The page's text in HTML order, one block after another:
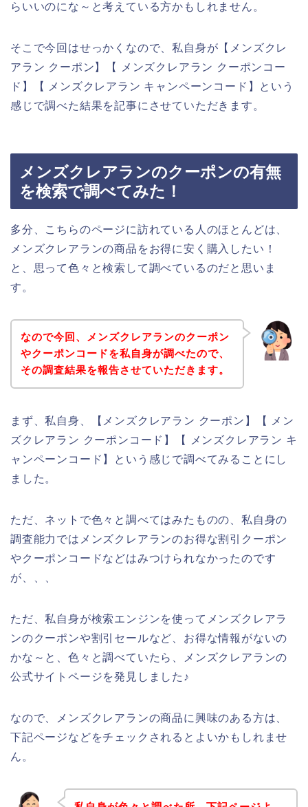
らいいのにな～と考えている方かもしれません。
そこで今回はせっかくなので、私自身が【メンズクレ
アラン クーポン】【 メンズクレアラン クーポンコー
ド】【 メンズクレアラン キャンペーンコード】という
感じで調べた結果を記事にさせていただきます。
メンズクレアランのクーポンの有無
を検索で調べてみた！
多分、こちらのページに訪れている人のほとんどは、
メンズクレアランの商品をお得に安く購入したい！
と、思って色々と検索して調べているのだと思いま
す。
なので今回、メンズクレアランのクーポン
やクーポンコードを私自身が調べたので、
その調査結果を報告させていただきます。
まず、私自身、【メンズクレアラン クーポン】【 メン
ズクレアラン クーポンコード】【 メンズクレアラン キ
ャンペーンコード】という感じで調べてみることにし
ました。
ただ、ネットで色々と調べてはみたものの、私自身の
調査能力ではメンズクレアランのお得な割引クーポン
やクーポンコードなどはみつけられなかったのです
が、、、
ただ、私自身が検索エンジンを使ってメンズクレアラ
ンのクーポンや割引セールなど、お得な情報がないの
かな～と、色々と調べていたら、メンズクレアランの
公式サイトページを発見しました♪
なので、メンズクレアランの商品に興味のある方は、
下記ページなどをチェックされるとよいかもしれませ
ん。